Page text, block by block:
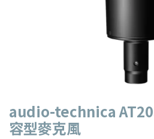
audio-technica
容型麥克風